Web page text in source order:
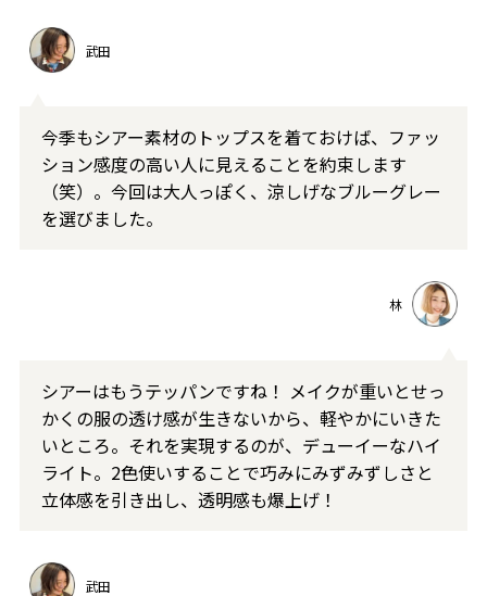
武田
今季もシアー素材のトップスを着ておけば、ファッ
ション感度の高い人に見えることを約束します
（笑）。今回は大人っぽく、涼しげなブルーグレー
を選びました。
林
シアーはもうテッパンですね！ メイクが重いとせっ
かくの服の透け感が生きないから、軽やかにいきた
いところ。それを実現するのが、デューイーなハイ
ライト。2色使いすることで巧みにみずみずしさと
立体感を引き出し、透明感も爆上げ！
武田